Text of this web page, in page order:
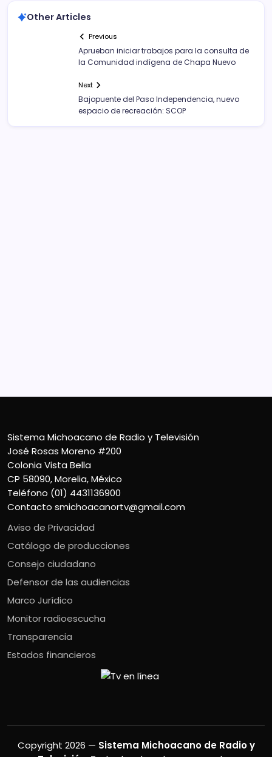
Other Articles
Previous
Aprueban iniciar trabajos para la consulta de
la Comunidad indígena de Chapa Nuevo
Next
Bajopuente del Paso Independencia, nuevo
espacio de recreación: SCOP
Sistema Michoacano de Radio y Televisión
José Rosas Moreno #200
Colonia Vista Bella
CP 58090, Morelia, México
Teléfono (01) 4431136900
Contacto smichoacanortv@gmail.com
Aviso de Privacidad
Catálogo de producciones
Consejo ciudadano
Defensor de las audiencias
Marco Jurídico
Monitor radioescucha
Transparencia
Estados financieros
Copyright 2026 — Sistema Michoacano de Radio y